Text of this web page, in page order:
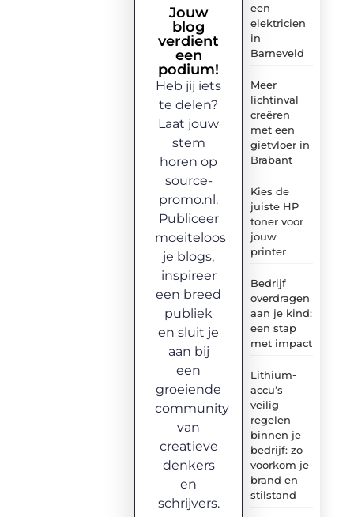
een
elektricien
in
Barneveld
Meer
lichtinval
creëren
met een
gietvloer in
Brabant
Kies de
juiste HP
toner voor
jouw
printer
Bedrijf
overdragen
aan je kind:
een stap
met impact
Lithium-
accu’s
veilig
regelen
binnen je
bedrijf: zo
voorkom je
brand en
stilstand
Jouw
blog
verdient
een
podium!
Heb jij iets
te delen?
Laat jouw
stem
horen op
source-
promo.nl.
Publiceer
moeiteloos
je blogs,
inspireer
een breed
publiek
en sluit je
aan bij
een
groeiende
community
van
creatieve
denkers
en
schrijvers.